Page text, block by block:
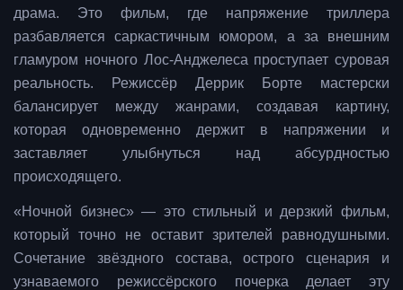
драма. Это фильм, где напряжение триллера
разбавляется саркастичным юмором, а за внешним
гламуром ночного Лос-Анджелеса проступает суровая
реальность. Режиссёр Деррик Борте мастерски
балансирует между жанрами, создавая картину,
которая одновременно держит в напряжении и
заставляет улыбнуться над абсурдностью
происходящего.
«Ночной бизнес» — это стильный и дерзкий фильм,
который точно не оставит зрителей равнодушными.
Сочетание звёздного состава, острого сценария и
узнаваемого режиссёрского почерка делает эту